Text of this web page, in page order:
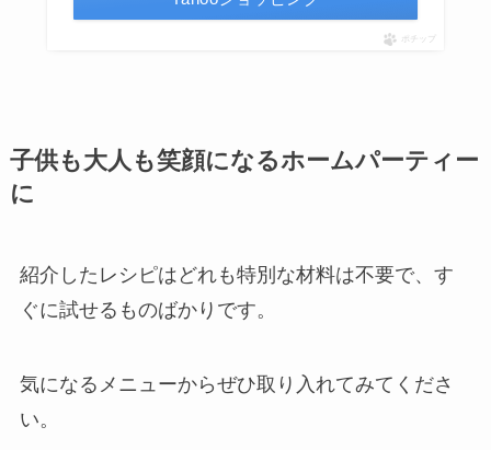
ポチップ
子供も大人も笑顔になるホームパーティー
に
紹介したレシピはどれも特別な材料は不要で、す
ぐに試せるものばかりです。
気になるメニューからぜひ取り入れてみてくださ
い。